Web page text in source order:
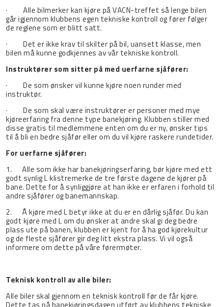
· Alle bilmerker kan kjøre på VACN-treffet så lenge bilen
går igjennom klubbens egen tekniske kontroll og fører følger
de reglene som er blitt satt.
· Det er ikke krav til skilter på bil, uansett klasse, men
bilen må kunne godkjennes av vår tekniske kontroll.
Instruktører som sitter på med uerfarne sjåfører:
· De som ønsker vil kunne kjøre noen runder med
instruktør.
· De som skal være instruktører er personer med mye
kjøreerfaring fra denne type banekjøring. Klubben stiller med
disse gratis til medlemmene enten om du er ny, ønsker tips
til å bli en bedre sjåfør eller om du vil kjøre raskere rundetider.
For uerfarne sjåfører:
1. Alle som ikke har banekjøringserfaring, bør kjøre med ett
godt synlig L klistremerke de tre første dagene de kjører på
bane. Dette for å synliggjøre at han ikke er erfaren i forhold til
andre sjåfører og banemannskap.
2. Å kjøre med L betyr ikke at du er en dårlig sjåfør. Du kan
godt kjøre med L om du ønsker at andre skal gi deg bedre
plass ute på banen, klubben er kjent for å ha god kjørekultur
og de fleste sjåfører gir deg litt ekstra plass. Vi vil også
informere om dette på våre førermøter.
Teknisk kontroll av alle biler:
Alle biler skal gjennom en teknisk kontroll før de får kjøre.